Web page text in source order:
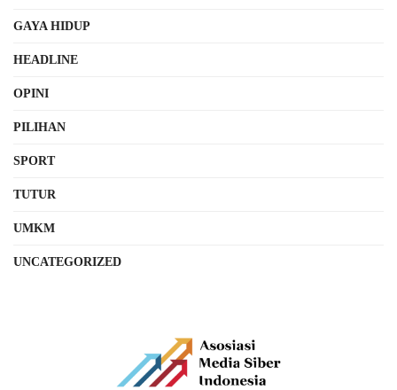
GAYA HIDUP
HEADLINE
OPINI
PILIHAN
SPORT
TUTUR
UMKM
UNCATEGORIZED